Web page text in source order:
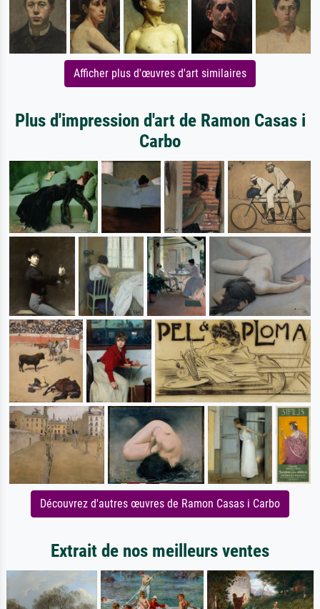
Afficher plus d'œuvres d'art similaires
Plus d'impression d'art de Ramon Casas i
Carbo
Découvrez d'autres œuvres de Ramon Casas i Carbo
Extrait de nos meilleurs ventes